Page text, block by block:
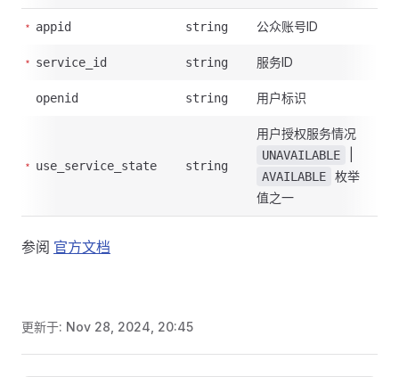
appid string 公众账号ID
service_id string 服务ID
openid string 用户标识
use_service_state string
用户授权服务情况
UNAVAILABLE
AVAILABLE
枚举
值之一
参阅 官方文档
更新于: Nov 28, 2024, 20:45